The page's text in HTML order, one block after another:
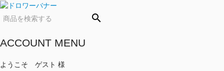
search
ACCOUNT MENU
ようこそ ゲスト 様